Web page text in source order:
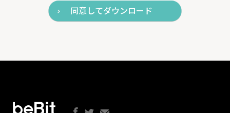
※誠に勝手ながら、個人の方およびフリーメールアドレスをご利
用の方への資料の送付を遠慮しております。何卒ご了承下さい。
・法令に基づく場合
する場合がございます。
同意してダウンロード